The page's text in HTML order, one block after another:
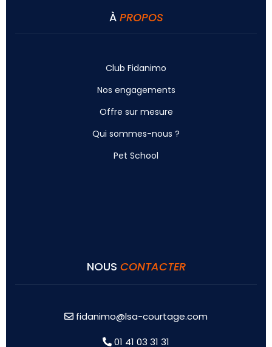
À PROPOS
Club Fidanimo
Nos engagements
Offre sur mesure
Qui sommes-nous ?
Pet School
NOUS CONTACTER
fidanimo@lsa-courtage.com
01 41 03 31 31